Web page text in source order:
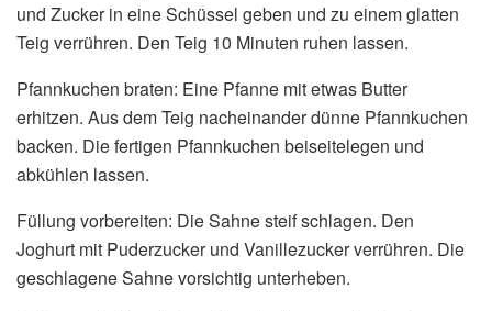
und Zucker in eine Schüssel geben und zu einem glatten
Teig verrühren. Den Teig 10 Minuten ruhen lassen.
Pfannkuchen braten: Eine Pfanne mit etwas Butter
erhitzen. Aus dem Teig nacheinander dünne Pfannkuchen
backen. Die fertigen Pfannkuchen beiseitelegen und
abkühlen lassen.
Füllung vorbereiten: Die Sahne steif schlagen. Den
Joghurt mit Puderzucker und Vanillezucker verrühren. Die
geschlagene Sahne vorsichtig unterheben.